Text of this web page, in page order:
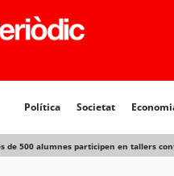
Política Societat
de 500 alumnes participen en tallers
Política Societat